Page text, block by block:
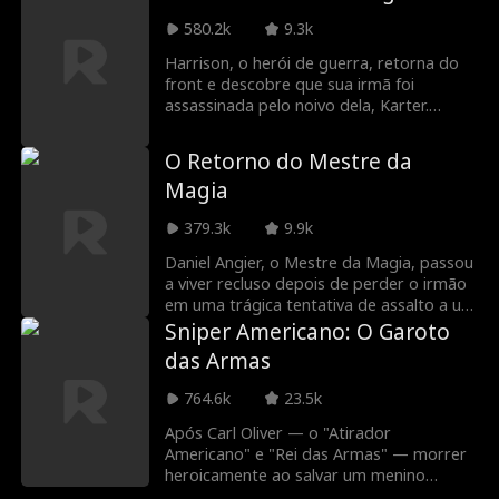
e tiroteios.
Ethan no exército – agora diretor do FBI
– apareceu! Será que a verdadeira
americano finalmente será revelada?
embora. Quando retorna, Lúcifer
descobre que Angela é justamente quem
ele vinha procurando… só que ela acaba
se envolvendo novamente em uma
situação de vida ou morte. Sem poder
cada vez maiores e protegê-la?
580.2k
9.3k
Harrison, o herói de guerra, retorna do
front e descobre que sua irmã foi
assassinada pelo noivo dela, Karter.
surrado e anuncia que o seu castigo
chegará em três dias. Por fim, Harrison
revela sua verdadeira identidade como
diretor do FBI e consegue se vingar de
uma vez por todas.
O Retorno do Mestre da
Magia
379.3k
9.9k
Daniel Angier, o Mestre da Magia, passou
a viver recluso depois de perder o irmão
em uma trágica tentativa de assalto a um
cassino que deu errado. Mas, após
reencontrar um amigo íntimo do irmão,
Daniel decide recuperar o título de
Mestre da Magia para salvar o orfanato
onde cresceu.
Sniper Americano: O Garoto
das Armas
764.6k
23.5k
Após Carl Oliver — o "Atirador
Americano" e "Rei das Armas" — morrer
heroicamente ao salvar um menino